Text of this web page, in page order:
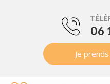
06
Je